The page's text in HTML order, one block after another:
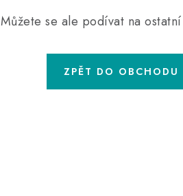
Můžete se ale podívat na
ZPĚT DO OBCHODU